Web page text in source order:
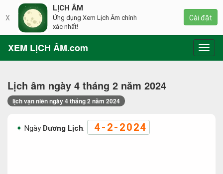
XEM LỊCH ÂM.com
Lịch âm ngày 4 tháng 2 năm 2024
lịch vạn niên ngày 4 tháng 2 năm 2024
Ngày Dương Lịch: 4-2-2024
X
LỊCH ÂM
Ứng dụng Xem Lịch Âm chính
xác nhất!
Cài đặt